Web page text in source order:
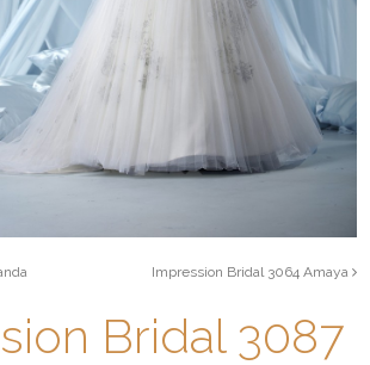
Impression Bridal 3064 Amaya
Bridal 3087